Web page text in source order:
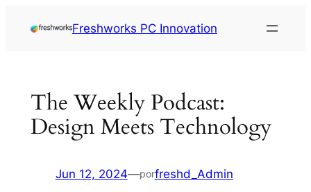
Freshworks PC Innovation
The Weekly Podcast:
Design Meets Technology
Jun 12, 2024—porfreshd_Admin